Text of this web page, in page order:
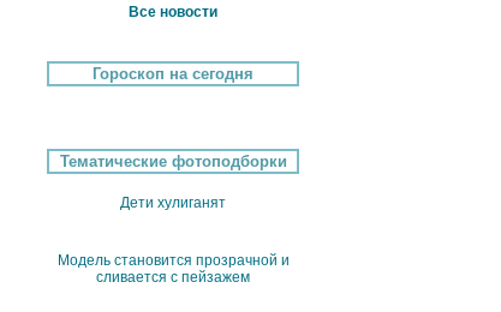
Все новости
Гороскоп на сегодня
Тематические фотоподборки
Дети хулиганят
Модель становится прозрачной и
сливается с пейзажем